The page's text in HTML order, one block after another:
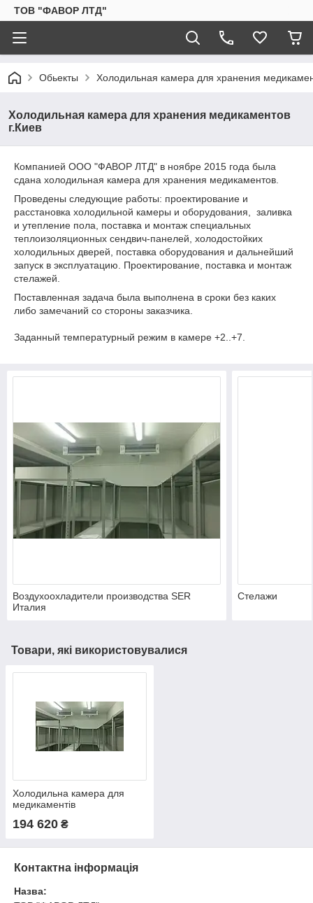
ТОВ "ФАВОР ЛТД"
Обьекты Холодильная камера для хранения
Холодильная камера для хранения медикаментов
г.Киев
Компанией ООО "ФАВОР ЛТД" в ноябре 2015 года была
сдана холодильная камера для хранения медикаментов.
Проведены следующие работы: проектирование и
расстановка холодильной камеры и оборудования, заливка
и утепление пола, поставка и монтаж специальных
теплоизоляционных сендвич-панелей, холодостойких
холодильных дверей, поставка оборудования и дальнейший
запуск в эксплуатацию. Проектирование, поставка и монтаж
стелажей.
Поставленная задача была выполнена в сроки без каких
либо замечаний со стороны заказчика.
Заданный температурный режим в камере +2..+7.
Воздухоохладители производства SER
Италия
Стелажи
Товари, які використовувалися
Холодильна камера для
медикаментів
194 620 ₴
Контактна інформація
Назва: